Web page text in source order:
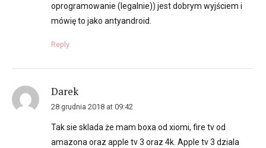
oprogramowanie (legalnie)) jest dobrym wyjściem i
mówię to jako antyandroid.
Reply
Darek
28 grudnia 2018 at 09:42
Tak sie sklada że mam boxa od xiomi, fire tv od
amazona oraz apple tv 3 oraz 4k. Apple tv 3 dziala